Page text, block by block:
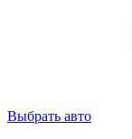
Выбрать авто